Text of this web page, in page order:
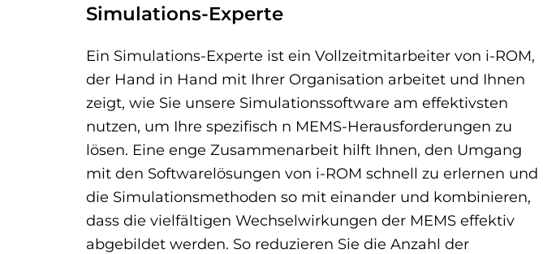
Simulations-Experte
Ein Simulations-Experte ist ein Vollzeitmitarbeiter von i-ROM,
der Hand in Hand mit Ihrer Organisation arbeitet und Ihnen
zeigt, wie Sie unsere Simulationssoftware am effektivsten
nutzen, um Ihre spezifisch n MEMS-Herausforderungen zu
lösen. Eine enge Zusammenarbeit hilft Ihnen, den Umgang
mit den Softwarelösungen von i-ROM schnell zu erlernen und
die Simulationsmethoden so mit einander und kombinieren,
dass die vielfältigen Wechselwirkungen der MEMS effektiv
abgebildet werden. So reduzieren Sie die Anzahl der